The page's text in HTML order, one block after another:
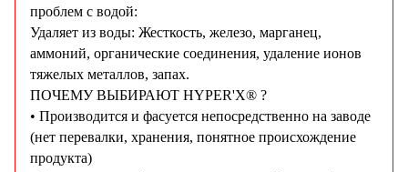
проблем с водой:
Удаляет из воды: Жесткость, железо, марганец,
аммоний, органические соединения, удаление ионов
тяжелых металлов, запах.
ПОЧЕМУ ВЫБИРАЮТ HYPER'X® ?
• Производится и фасуется непосредственно на заводе
(нет перевалки, хранения, понятное происхождение
продукта)